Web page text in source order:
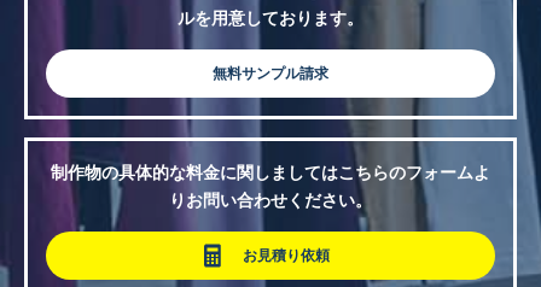
ルを用意しております。
無料サンプル請求
制作物の具体的な料金に関しましてはこちらのフォームよ
りお問い合わせください。
お見積り依頼